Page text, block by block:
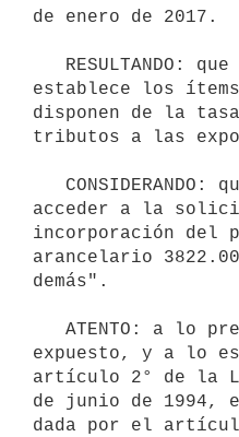
de enero de 2017.
establece los
disponen de la
tributos a las
acceder a la
incorporación del
arancelario
demás".
expuesto, y a lo
artículo 2° de la
de junio de 1994,
dada por el